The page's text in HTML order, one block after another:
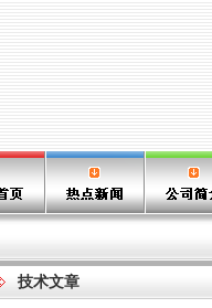
技术文章